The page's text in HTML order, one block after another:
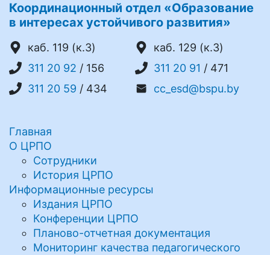
Координационный отдел «Образование
в интересах устойчивого развития»
каб. 119 (к.3)
каб. 129 (к.3)
311 20 92 / 156 311 20 91 / 471
311 20 59 / 434 cc_esd@bspu.by
Главная
О ЦРПО
Сотрудники
История ЦРПО
Информационные ресурсы
Издания ЦРПО
Конференции ЦРПО
Планово-отчетная документация
Мониторинг качества педагогического